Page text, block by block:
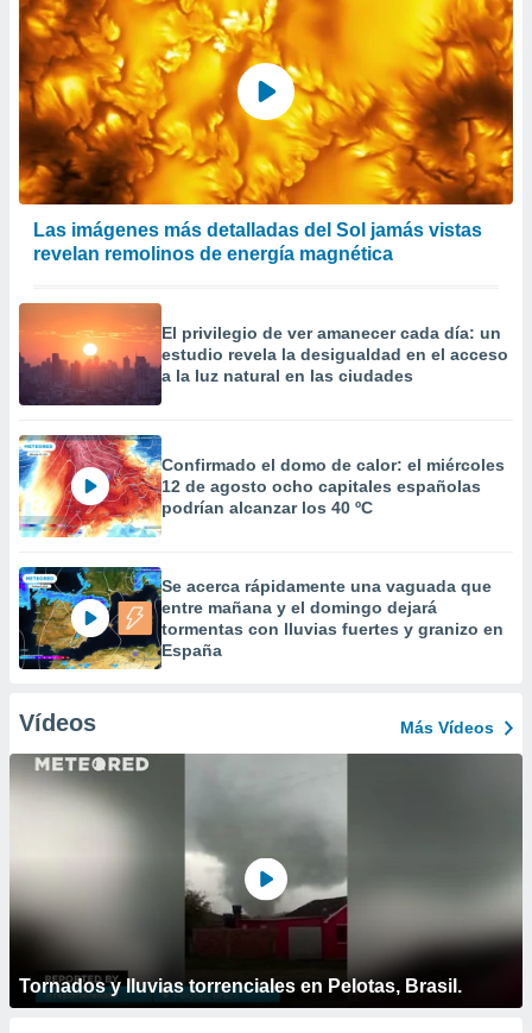
Las imágenes más detalladas del Sol jamás vistas
revelan remolinos de energía magnética
El privilegio de ver amanecer cada día: un
estudio revela la desigualdad en el acceso
a la luz natural en las ciudades
Confirmado el domo de calor: el miércoles
12 de agosto ocho capitales españolas
podrían alcanzar los 40 ºC
Se acerca rápidamente una vaguada que
entre mañana y el domingo dejará
tormentas con lluvias fuertes y granizo en
España
Vídeos Más Vídeos
Tornados y lluvias torrenciales en Pelotas, Brasil.